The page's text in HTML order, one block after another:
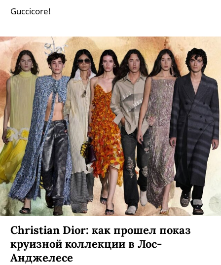
Guccicore!
Сhristian Dior: как прошел показ
круизной коллекции в Лос-
Анджелесе